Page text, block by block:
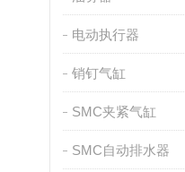
电动执行器
销钉气缸
SMC夹紧气缸
SMC自动排水器